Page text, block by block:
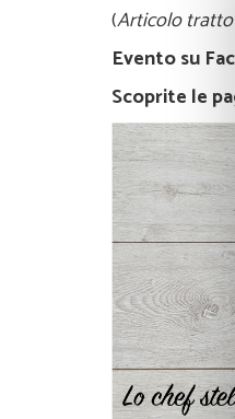
(Articolo
Evento su
Scoprite le